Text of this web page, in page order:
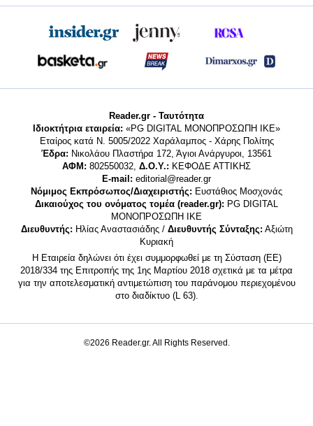
Reader.gr - Ταυτότητα
Ιδιοκτήτρια εταιρεία: «PG DIGITAL MONΟΠΡΟΣΩΠΗ ΙΚΕ»
Εταίρος κατά Ν. 5005/2022 Χαράλαμπος - Χάρης Πολίτης
Έδρα: Νικολάου Πλαστήρα 172, Άγιοι Ανάργυροι, 13561
ΑΦΜ: 802550032, Δ.Ο.Υ.: ΚΕΦΟΔΕ ΑΤΤΙΚΗΣ
E-mail: editorial@reader.gr
Νόμιμος Εκπρόσωπος/Διαχειριστής: Ευστάθιος Μοσχονάς
Δικαιούχος του ονόματος τομέα (reader.gr): PG DIGITAL
MONΟΠΡΟΣΩΠΗ ΙΚΕ
Διευθυντής: Ηλίας Αναστασιάδης / Διευθυντής Σύνταξης: Αξιώτη
Κυριακή
Η Εταιρεία δηλώνει ότι έχει συμμορφωθεί με τη Σύσταση (ΕΕ)
2018/334 της Επιτροπής της 1ης Μαρτίου 2018 σχετικά με τα μέτρα
για την αποτελεσματική αντιμετώπιση του παράνομου περιεχομένου
στο διαδίκτυο (L 63).
©2026 Reader.gr. All Rights Reserved.